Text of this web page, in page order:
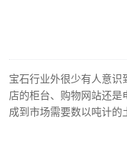
宝石行业外很少有人意识
店的柜台、购物网站还
成到市场需要数以吨计的